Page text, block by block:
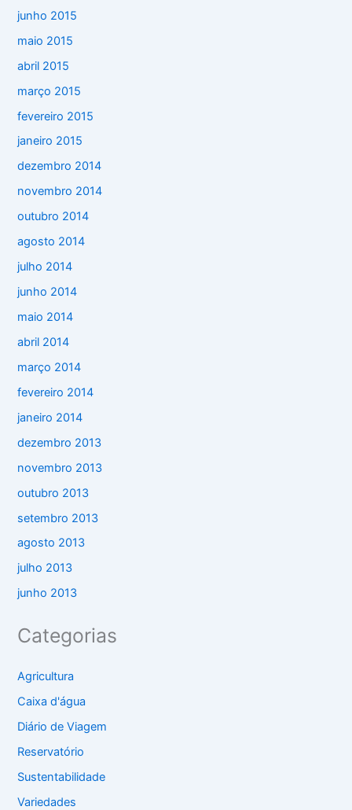
junho 2015
maio 2015
abril 2015
março 2015
fevereiro 2015
janeiro 2015
dezembro 2014
novembro 2014
outubro 2014
agosto 2014
julho 2014
junho 2014
maio 2014
abril 2014
março 2014
fevereiro 2014
janeiro 2014
dezembro 2013
novembro 2013
outubro 2013
setembro 2013
agosto 2013
julho 2013
junho 2013
Categorias
Agricultura
Caixa d'água
Diário de Viagem
Reservatório
Sustentabilidade
Variedades